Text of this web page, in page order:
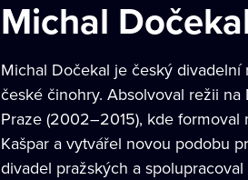
Michal
Michal Dočekal je český
české činohry. Absolvoval režii
Praze (2002–2015), kde
Kašpar a vytvářel novou podobu
divadel pražských a